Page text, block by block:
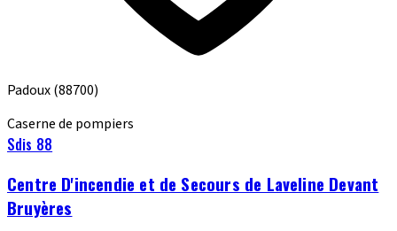
Padoux(88700)
Caserne de pompiers
Sdis 88
Centre D'incendie et de Secours de Laveline Devant
Bruyères